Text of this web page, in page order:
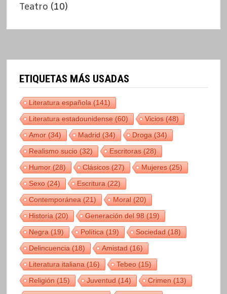
Teatro (10)
ETIQUETAS MÁS USADAS
Literatura española(141)
Literatura estadounidense(60) Vicios(48)
Amor(34) Madrid(34) Droga(34)
Realismo sucio(32) Escritoras(28)
Humor(28) Clásicos(27) Mujeres(25)
Sexo(24) Escritura(22)
Contemporánea(21) Moral(20)
Historia(20) Generación del 98(19)
Negra(19) Política(19) Sociedad(18)
Delincuencia(18) Amistad(16)
Literatura italiana(16) Tebeo(15)
Religión(15) Juventud(14) Crimen(13)